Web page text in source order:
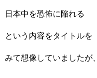
日本中を恐怖に陥れる
という内容をタイトルを
みて想像していましたが、